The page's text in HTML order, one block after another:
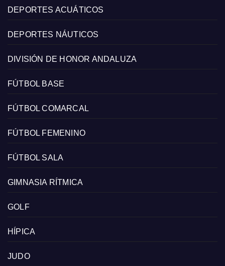
DEPORTES ACUÁTICOS
DEPORTES NÁUTICOS
DIVISIÓN DE HONOR ANDALUZA
FÚTBOL BASE
FÚTBOL COMARCAL
FÚTBOL FEMENINO
FÚTBOL SALA
GIMNASIA RÍTMICA
GOLF
HÍPICA
JUDO